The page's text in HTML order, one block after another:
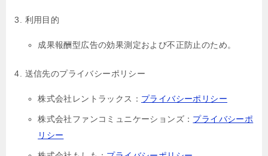
利用目的
成果報酬型広告の効果測定および不正防止のため。
送信先のプライバシーポリシー
株式会社レントラックス： プライバシーポリシー
株式会社ファンコミュニケーションズ： プライバシーポ
リシー